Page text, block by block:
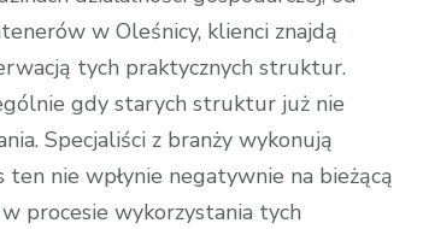
w Oleśnicy, klienci znajdą
tych praktycznych struktur.
gdy starych struktur już nie
Specjaliści z branży wykonują
nie wpłynie negatywnie na bieżącą
procesie wykorzystania tych